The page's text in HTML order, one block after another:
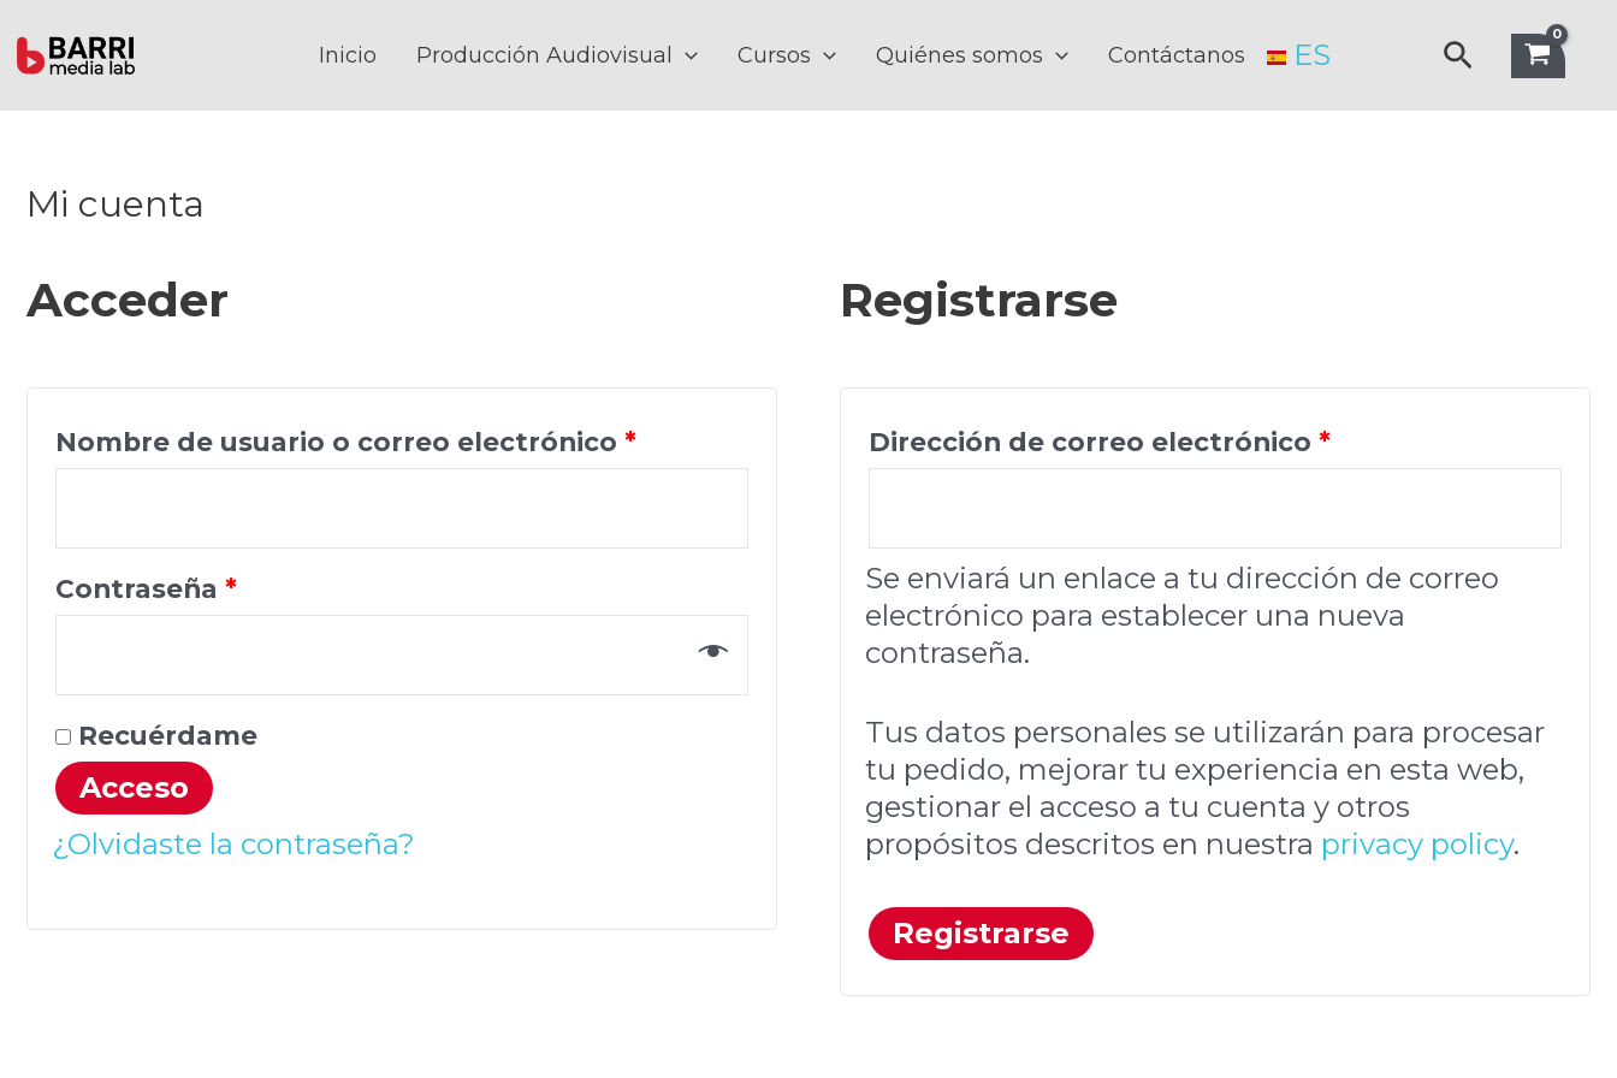
Inicio Producción Audiovisual Cursos Quiénes somos Contáctanos ES Buscar
Mi cuenta
Acceder
Nombre de usuario o correo electrónico *Obligatorio
Contraseña *Obligatorio
Recuérdame
Acceso
¿Olvidaste la contraseña?
Registrarse
Dirección de correo electrónico *Obligatorio
Se enviará un enlace a tu dirección de correo
electrónico para establecer una nueva
contraseña.
Tus datos personales se utilizarán para procesar
tu pedido, mejorar tu experiencia en esta web,
gestionar el acceso a tu cuenta y otros
propósitos descritos en nuestra privacy policy.
Registrarse